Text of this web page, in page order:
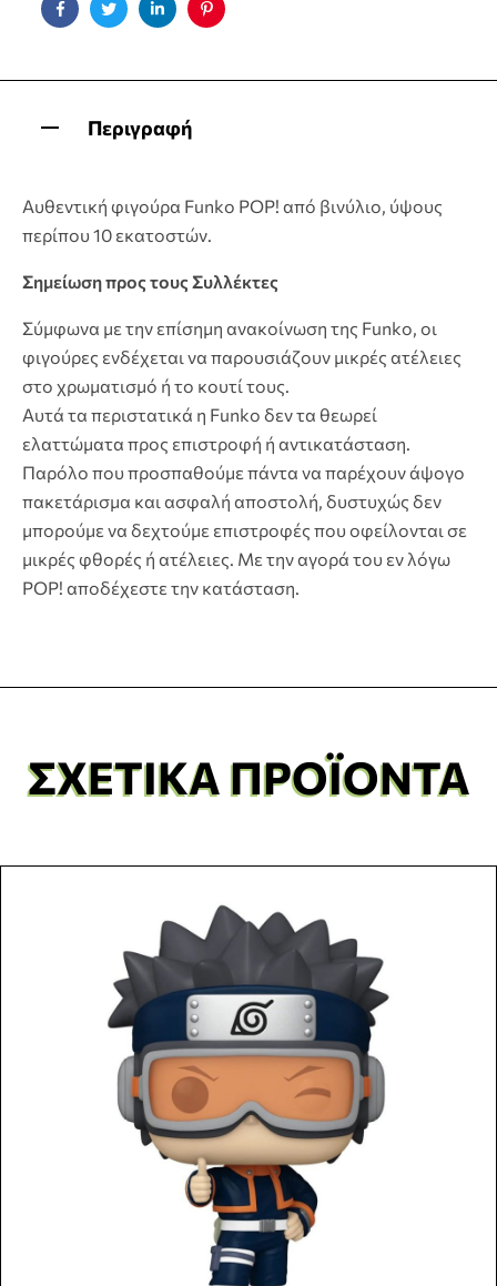
FacebookTwitterLinkedinPinterest
Περιγραφή
Αυθεντική φιγούρα Funko POP! από βινύλιο, ύψους
περίπου 10 εκατοστών.
Σημείωση προς τους Συλλέκτες
Σύμφωνα με την επίσημη ανακοίνωση της Funko, οι
φιγούρες ενδέχεται να παρουσιάζουν μικρές ατέλειες
στο χρωματισμό ή το κουτί τους.
Αυτά τα περιστατικά η Funko δεν τα θεωρεί
ελαττώματα προς επιστροφή ή αντικατάσταση.
Παρόλο που προσπαθούμε πάντα να παρέχουν άψογο
πακετάρισμα και ασφαλή αποστολή, δυστυχώς δεν
μπορούμε να δεχτούμε επιστροφές που οφείλονται σε
μικρές φθορές ή ατέλειες. Με την αγορά του εν λόγω
POP! αποδέχεστε την κατάσταση.
ΣΧΕΤΙΚΆ ΠΡΟΪΌΝΤΑ